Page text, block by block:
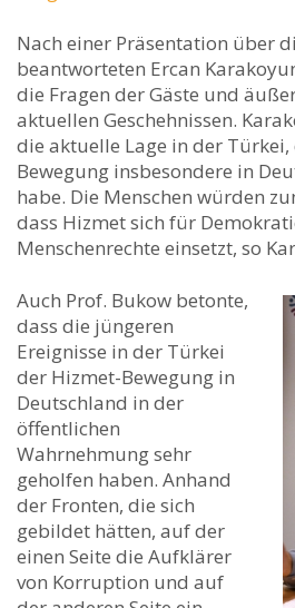
Nach einer Präsentation über
beantworteten Ercan
die Fragen der Gäste und
aktuellen Geschehnissen.
die aktuelle Lage in der
Bewegung insbesondere in
habe. Die Menschen würden
dass Hizmet sich für
Menschenrechte einsetzt, so
Auch Prof. Bukow betonte,
dass die jüngeren
Ereignisse in der Türkei
der Hizmet-Bewegung in
Deutschland in der
öffentlichen
Wahrnehmung sehr
geholfen haben. Anhand
der Fronten, die sich
gebildet hätten, auf der
einen Seite die Aufklärer
von Korruption und auf